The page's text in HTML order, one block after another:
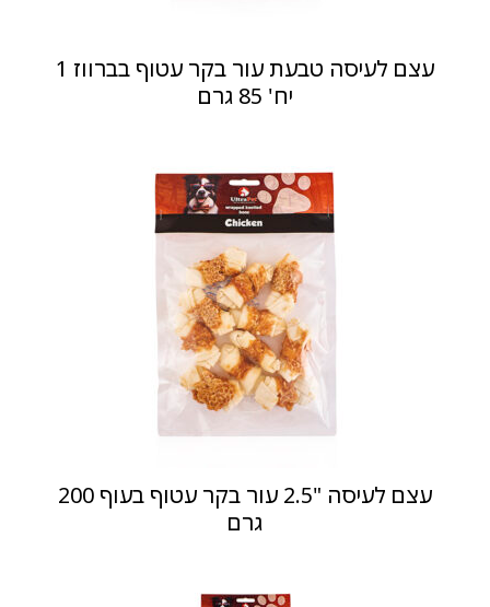
עצם לעיסה טבעת עור בקר עטוף בברווז 1
יח' 85 גרם
עצם לעיסה "2.5 עור בקר עטוף בעוף 200
גרם